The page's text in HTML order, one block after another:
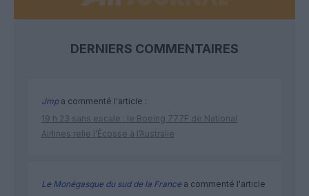
DERNIERS COMMENTAIRES
Jmpa commenté l'article :
19 h 23 sans escale : le Boeing 777F de National
Airlines relie l’Écosse à l’Australie
Le Monégasque du sud de la Francea commenté l'article